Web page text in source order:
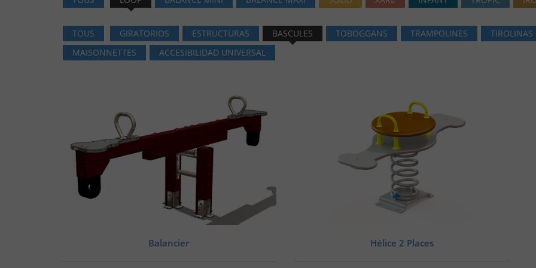
TOUS GIRATORIOS ESTRUCTURAS BASCULES TOBOGGANS TRAMPOLINES TIROLINAS
MAISONNETTES
ACCESIBILIDAD UNIVERSAL
Balancier Hélice 2 Places